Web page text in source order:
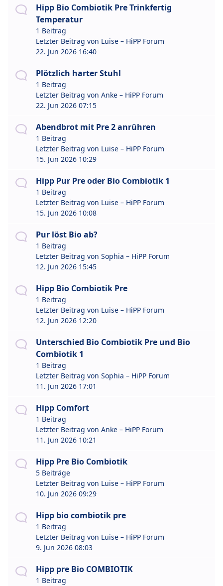
Hipp Bio Combiotik Pre Trinkfertig
Temperatur
1 Beitrag
Letzter Beitrag von Luise – HiPP Forum
22. Jun 2026 16:40
Plötzlich harter Stuhl
1 Beitrag
Letzter Beitrag von Anke – HiPP Forum
22. Jun 2026 07:15
Abendbrot mit Pre 2 anrühren
1 Beitrag
Letzter Beitrag von Luise – HiPP Forum
15. Jun 2026 10:29
Hipp Pur Pre oder Bio Combiotik 1
1 Beitrag
Letzter Beitrag von Luise – HiPP Forum
15. Jun 2026 10:08
Pur löst Bio ab?
1 Beitrag
Letzter Beitrag von Sophia – HiPP Forum
12. Jun 2026 15:45
Hipp Bio Combiotik Pre
1 Beitrag
Letzter Beitrag von Luise – HiPP Forum
12. Jun 2026 12:20
Unterschied Bio Combiotik Pre und Bio
Combiotik 1
1 Beitrag
Letzter Beitrag von Sophia – HiPP Forum
11. Jun 2026 17:01
Hipp Comfort
1 Beitrag
Letzter Beitrag von Anke – HiPP Forum
11. Jun 2026 10:21
Hipp Pre Bio Combiotik
5 Beiträge
Letzter Beitrag von Luise – HiPP Forum
10. Jun 2026 09:29
Hipp bio combiotik pre
1 Beitrag
Letzter Beitrag von Luise – HiPP Forum
9. Jun 2026 08:03
Hipp pre Bio COMBIOTIK
1 Beitrag